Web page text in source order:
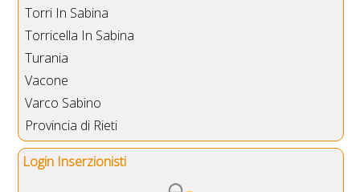
Torri In Sabina
Torricella In Sabina
Turania
Vacone
Varco Sabino
Provincia di Rieti
Login Inserzionisti